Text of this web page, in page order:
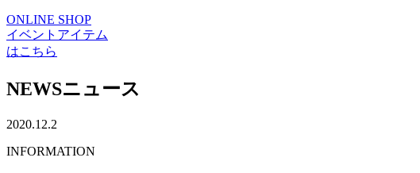
ONLINE SHOP
イベントアイテム
はこちら
NEWSニュース
2020.12.2
INFORMATION